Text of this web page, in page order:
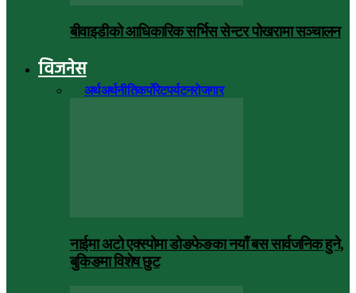
बीवाइडीको आधिकारिक सर्भिस सेन्टर पोखरामा सञ्चालन
विजनेस
अर्थअर्थनीतिकर्पोरेटपर्यटनरोजगार
नाईमा अटो एक्स्पोमा डोङफेङका नयाँ बस सार्वजनिक हुने,
बुकिङमा विशेष छुट